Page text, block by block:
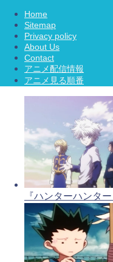
Home
Sitemap
Privacy policy
About Us
Contact
アニメ配信情報
アニメ見る順番
『ハンターハンタ